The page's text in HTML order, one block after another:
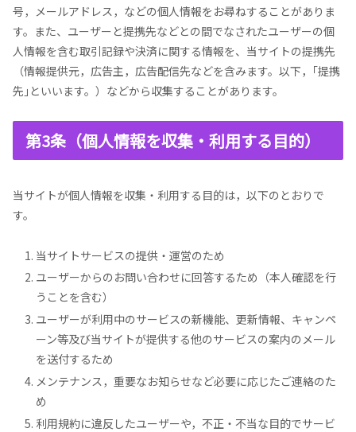
号，メールアドレス，などの個人情報をお尋ねすることがありま
す。また、ユーザーと提携先などとの間でなされたユーザーの個
人情報を含む取引記録や決済に関する情報を、当サイトの提携先
（情報提供元，広告主，広告配信先などを含みます。以下，｢提携
先｣といいます。）などから収集することがあります。
第3条（個人情報を収集・利用する目的）
当サイトが個人情報を収集・利用する目的は，以下のとおりで
す。
当サイトサービスの提供・運営のため
ユーザーからのお問い合わせに回答するため（本人確認を行
うことを含む）
ユーザーが利用中のサービスの新機能、更新情報、キャンペ
ーン等及び当サイトが提供する他のサービスの案内のメール
を送付するため
メンテナンス，重要なお知らせなど必要に応じたご連絡のた
め
利用規約に違反したユーザーや，不正・不当な目的でサービ